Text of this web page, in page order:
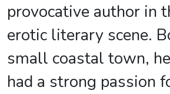
provocative author in
erotic literary scene.
small coastal town,
had a strong passion